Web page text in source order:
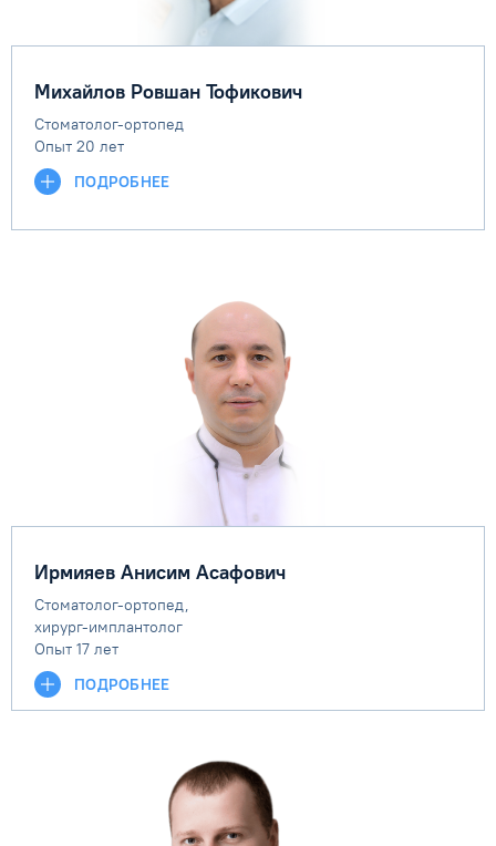
Михайлов Ровшан Тофикович
Стоматолог-ортопед
Опыт 20 лет
ПОДРОБНЕЕ
Ирмияев Анисим Асафович
Cтоматолог-ортопед,
хирург-имплантолог
Опыт 17 лет
ПОДРОБНЕЕ